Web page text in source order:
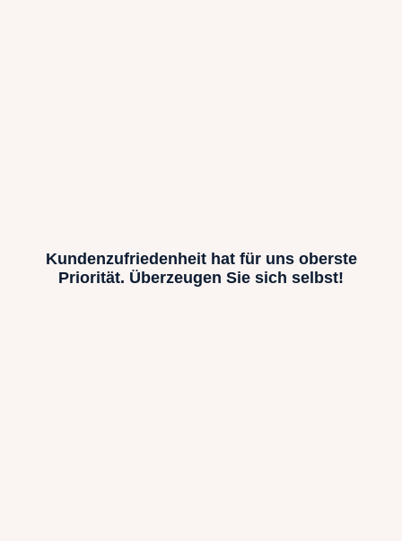
Kundenzufriedenheit hat für uns oberste
Priorität. Überzeugen Sie sich selbst!